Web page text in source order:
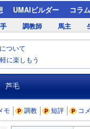
UMAIビルダー コラム
調教師 馬主
ついて
に楽しもう
芦毛
モ 調教 短評 コ